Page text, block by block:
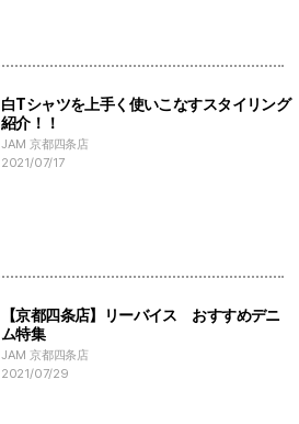
白Tシャツを上手く使いこなすスタイリング
紹介！！
JAM 京都四条店
2021/07/17
【京都四条店】リーバイス おすすめデニ
ム特集
JAM 京都四条店
2021/07/29